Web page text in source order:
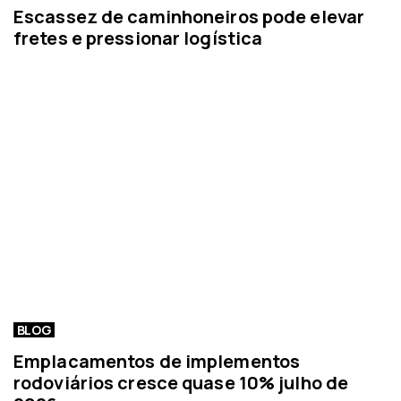
Escassez de caminhoneiros pode elevar
fretes e pressionar logística
BLOG
Emplacamentos de implementos
rodoviários cresce quase 10% julho de